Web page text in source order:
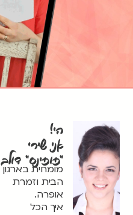
הי!
אני שירי
"פופינס" דולב
מומחית בארגון
הבית וזמרת
אופרה.
איך הכל